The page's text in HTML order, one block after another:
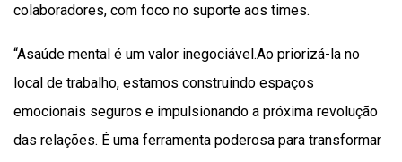
colaboradores, com foco no suporte aos times.
“Asaúde mental é um valor inegociável.Ao priorizá-la no
local de trabalho, estamos construindo espaços
emocionais seguros e impulsionando a próxima revolução
das relações. É uma ferramenta poderosa para transformar